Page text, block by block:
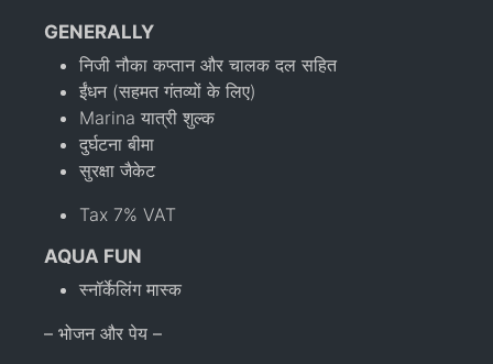
GENERALLY
निजी नौका कप्तान और चालक दल सहित
ईंधन (सहमत गंतव्यों के लिए)
Marina यात्री शुल्क
दुर्घटना बीमा
सुरक्षा जैकेट
Tax 7% VAT
AQUA FUN
स्नॉर्केलिंग मास्क
– भोजन और पेय –